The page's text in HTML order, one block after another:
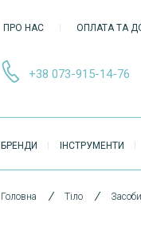
ПРО НАС ОПЛАТА ТА
+38 073-915-14-76
НАВІҐАЦІЯ
БРЕНДИ ІНСТРУМЕНТИ
Головна Тіло